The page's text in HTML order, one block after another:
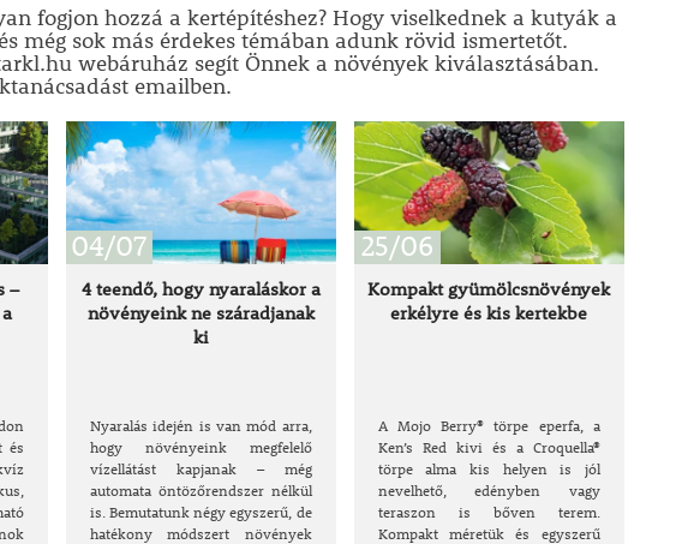
fogjon hozzá a kertépítéshez? Hogy viselkednek a kutyák a
még sok más érdekes témában adunk rövid ismertetőt.
webáruház segít Önnek a növények kiválasztásában.
emailben.
–
és
04/07
4 teendő, hogy nyaraláskor a
növényeink ne száradjanak
ki
Nyaralás idején is van mód arra,
hogy növényeink megfelelő
vízellátást kapjanak – még
automata öntözőrendszer nélkül
is. Bemutatunk négy egyszerű, de
hatékony módszert növények
25/06
Kompakt gyümölcsnövények
erkélyre és kis kertekbe
A Mojo Berry® törpe eperfa, a
Ken’s Red kivi és a Croquella®
törpe alma kis helyen is jól
nevelhető, edényben vagy
teraszon is bőven terem.
Kompakt méretük és egyszerű